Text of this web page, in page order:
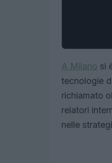
A Milano si
tecnologie
richiamato
relatori
nelle